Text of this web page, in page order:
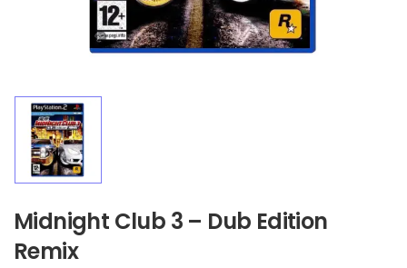
Midnight Club 3 – Dub Edition
Remix